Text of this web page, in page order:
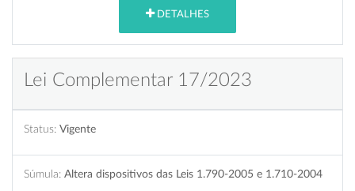
DETALHES
Lei Complementar 17/2023
Status: Vigente
Súmula: Altera dispositivos das Leis 1.790-2005 e 1.710-2004